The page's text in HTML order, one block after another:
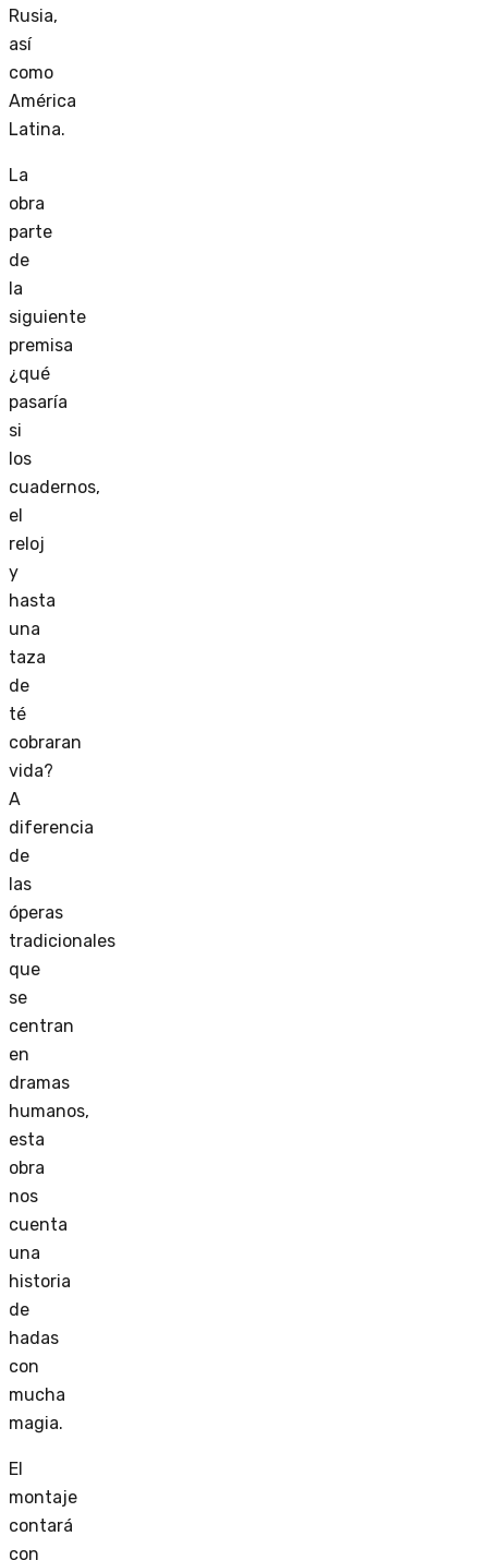
Rusia,
así
como
América
Latina.
La
obra
parte
de
la
siguiente
premisa
¿qué
pasaría
si
los
cuadernos,
el
reloj
y
hasta
una
taza
de
té
cobraran
vida?
A
diferencia
de
las
óperas
tradicionales
que
se
centran
en
dramas
humanos,
esta
obra
nos
cuenta
una
historia
de
hadas
con
mucha
magia.
El
montaje
contará
con